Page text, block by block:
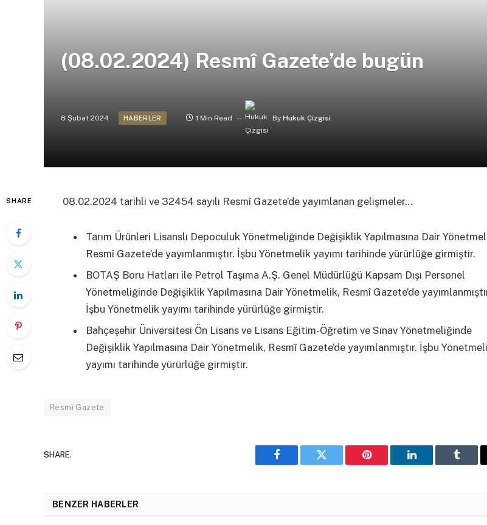
(08.02.2024) Resmî Gazete’de bugün
8 Şubat 2024 HABERLER 1 Min Read By Hukuk Çizgisi
SHARE 08.02.2024 tarihli ve 32454 sayılı Resmî Gazete’de yayımlanan gelişmeler…
Tarım Ürünleri Lisanslı Depoculuk Yönetmeliğinde Değişiklik Yapılmasına Dair
Resmî Gazete’de yayımlanmıştır. İşbu Yönetmelik yayımı tarihinde yürürlüğe girmiştir.
BOTAŞ Boru Hatları ile Petrol Taşıma A.Ş. Genel Müdürlüğü Kapsam Dışı Personel
Yönetmeliğinde Değişiklik Yapılmasına Dair Yönetmelik, Resmî Gazete’de
İşbu Yönetmelik yayımı tarihinde yürürlüğe girmiştir.
Bahçeşehir Üniversitesi Ön Lisans ve Lisans Eğitim-Öğretim ve Sınav Yönetmeliğinde
Değişiklik Yapılmasına Dair Yönetmelik, Resmî Gazete’de yayımlanmıştır. İşbu
yayımı tarihinde yürürlüğe girmiştir.
Resmî Gazete
SHARE.
Facebook Twitter Pinterest LinkedIn
BENZER HABERLER